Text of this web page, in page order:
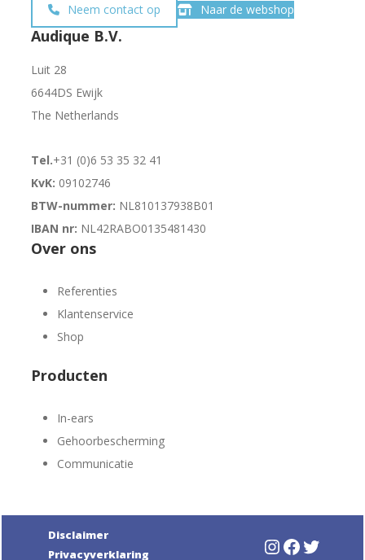
Neem contact op Naar de webshop
Audique B.V.
Luit 28
6644DS Ewijk
The Netherlands
Tel.+31 (0)6 53 35 32 41
KvK: 09102746
BTW-nummer: NL810137938B01
IBAN nr: NL42RABO0135481430
Over ons
Referenties
Klantenservice
Shop
Producten
In-ears
Gehoorbescherming
Communicatie
Disclaimer
Privacyverklaring
Instagram
Facebook